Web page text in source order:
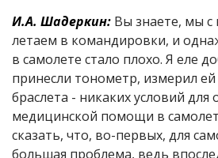
И.А. Шадеркин: Вы знаете, мы с
летаем в командировки, и
в самолете стало плохо. Я еле
принесли тонометр, измерил
браслета - никаких условий для
медицинской помощи в
сказать, что, во-первых, для
большая проблема, ведь